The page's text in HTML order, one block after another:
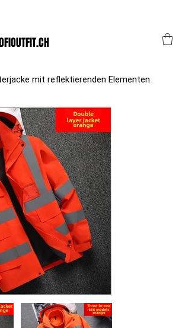
mit reflektierenden Elementen